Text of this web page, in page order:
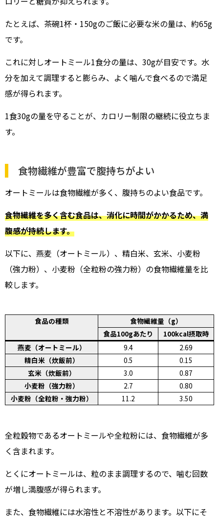
たとえば、茶碗1杯・150gのご飯に必要な米の量は、約65g
です。
これに対しオートミール1食分の量は、30gが目安です。水
分を加えて調理すると膨らみ、よく噛んで食べるので満足
感が得られます。
1食30gの量を守ることが、カロリー制限の継続に役立ちま
す。
食物繊維が豊富で腹持ちがよい
オートミールは食物繊維が多く、腹持ちのよい食品です。
食物繊維を多く含む食品は、消化に時間がかかるため、満
腹感が持続します。
以下に、燕麦（オートミール）、精白米、玄米、小麦粉
（強力粉）、小麦粉（全粒粉の強力粉）の食物繊維量を比
較します。
食品の種類
食物繊維量（g）
食品100gあたり
100kcal摂取時
燕麦（オートミール）
9.4
2.69
精白米（炊飯前）
0.5
0.15
玄米（炊飯前）
3.0
0.87
小麦粉（強力粉）
2.7
0.80
小麦粉（全粒粉・強力粉）
11.2 3.50
全粒穀物であるオートミールや全粒粉には、食物繊維が多
く含まれます。
とくにオートミールは、粒のまま調理するので、噛む回数
が増し満腹感が得られます。
また、食物繊維には水溶性と不溶性があります。以下にそ